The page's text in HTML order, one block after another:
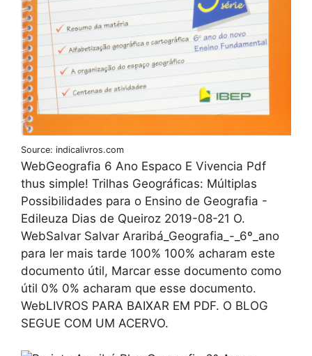
Source: indicalivros.com
WebGeografia 6 Ano Espaco E Vivencia Pdf
thus simple! Trilhas Geográficas: Múltiplas
Possibilidades para o Ensino de Geografia -
Edileuza Dias de Queiroz 2019-08-21 O.
WebSalvar Salvar Araribá_Geografia_-_6º_ano
para ler mais tarde 100% 100% acharam este
documento útil, Marcar esse documento como
útil 0% 0% acharam que esse documento.
WebLIVROS PARA BAIXAR EM PDF. O BLOG
SEGUE COM UM ACERVO.